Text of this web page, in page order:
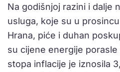
Na godišnjoj razini i dalje
usluga, koje su u
Hrana, piće i duhan
su cijene energije
stopa inflacije je iznosila